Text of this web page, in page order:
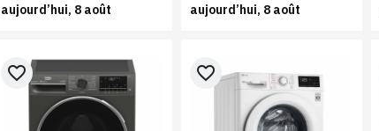
aujourd’hui, 8 août
aujourd’hui, 8 août
favorite_border favorite_border